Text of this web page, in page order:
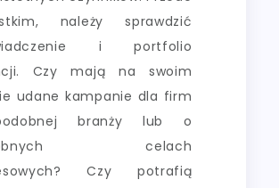
należy sprawdzić
i portfolio
Czy mają na swoim
udane kampanie dla firm
branży lub o
celach
Czy potrafią